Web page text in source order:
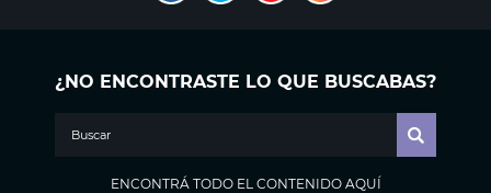
¿NO ENCONTRASTE LO QUE BUSCABAS?
ENCONTRÁ TODO EL CONTENIDO AQUÍ